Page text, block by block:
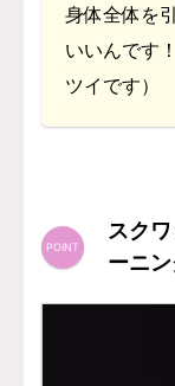
身体全体を
いいんです
ツイです）
スク
ーニ